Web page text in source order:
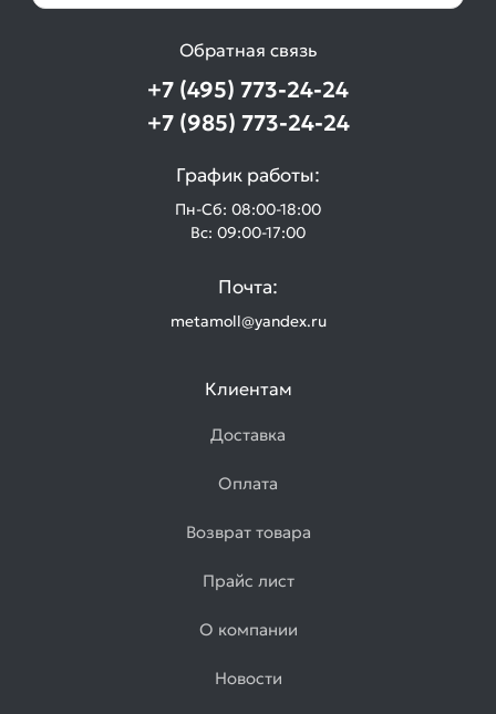
Обратная связь
+7 (495) 773-24-24
+7 (985) 773-24-24
График работы:
Пн-Сб: 08:00-18:00
Вс: 09:00-17:00
Почта:
metamoll@yandex.ru
Клиентам
Доставка
Оплата
Возврат товара
Прайс лист
О компании
Новости